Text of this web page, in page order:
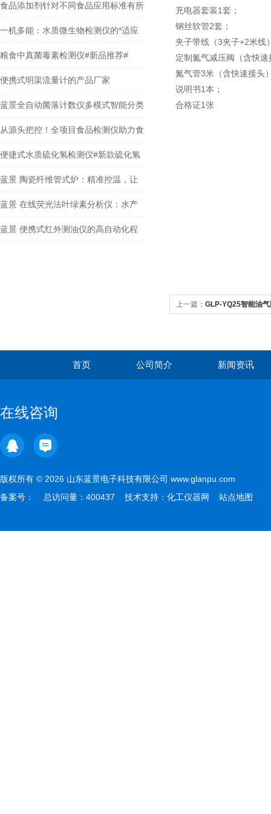
食品添加剂针对不同食品应用标准有所
不同
一机多能：水质微生物检测仪的*适应
性
粮食中真菌毒素检测仪#新品推荐#
便携式明渠流量计的产品厂家
蓝景全自动菌落计数仪多模式智能分类
计数，全形态菌落识别
从源头把控！全项目食品检测仪助力食
品企业品质升级
便捷式水质硫化氢检测仪#新款硫化氢
快速检测仪简介
蓝景 陶瓷纤维管式炉：精准控温，让
实验数据更可靠
蓝景 在线荧光法叶绿素分析仪：水产
养殖“增产利器”，精准控藻助力效益
蓝景 便携式红外测油仪的高自动化程
充电器套装1套；
钢丝软管2套；
夹子带线（3夹子+2米线
定制氮气减压阀（含快
氮气管3米（含快速接头
说明书1本；
合格证1张
上一篇： GLP-YQ25智能油
首页 公司简介 新闻资讯
在线咨询
版权所有 © 2026 山东蓝景电子科技有限公司 www.glanpu.com
备案号：
总访问量：400437 技术支持： 化工仪器网 站点地图